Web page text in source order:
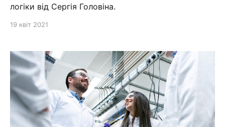
логіки від Сергія Головіна.
19 квіт 2021